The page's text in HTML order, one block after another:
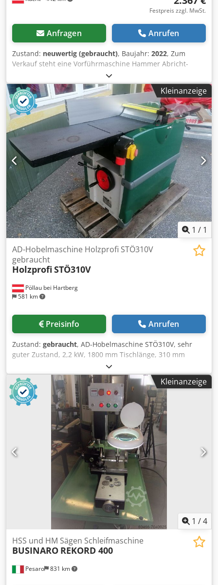
ANBIETEN! FRAGEN SIE NACH EINEM ANGEBOT! Codsby
Festpreis zzgl. MwSt.
Anfragen Anrufen
Zustand: neuwertig (gebraucht), Baujahr: 2022, Zum
Verkauf steht eine Vorführmaschine Hammer Abricht-
Dickenhobelmaschine A3-31 mit einer Abrichtlänge von
1400 mm. Cedpfxex U U Eks Akieha Die Maschine ist in
neuwertigem Zustand. Technische Daten: - 3
Systemmesserhobelwelle - Hobelbreite 310 mm -
Abrichtlänge 1400 mm - Max. Durchlass 230 mm -
Motorleistung 3 kW - Absaugbar Ø 120 mm - Baujahr 2022
Die Maschine steht in A-5431 Kuchl und kann während
unserer Öffnungszeiten jederzeit begutachtet werden.
Verwandte Begriffe: Abrichtmaschine, Dickenmaschine,
Hobelmaschine, Abricht, Dicken Referenz: R-A0117
Kleinanzeige
1 / 1
Pöllau bei Hartberg
581 km
AD-Hobelmaschine Holzprofi STÖ310V
gebraucht
HolzprofiSTÖ310V
Preisinfo Anrufen
Zustand: gebraucht, AD-Hobelmaschine STÖ310V, sehr
guter Zustand, 2,2 kW, 1800 mm Tischlänge, 310 mm
Tischbreite, 4 Messer, 300 kg Csdpfx Aex H Uc Tokisha
Preisänderungen vorbehalten, Irrtümer, Druck- und
Satzfehler vorbehalten
Kleinanzeige
1 /4
Pesaro 831 km
HSS und HM Sägen Schleifmaschine
BUSINARO REKORD 400